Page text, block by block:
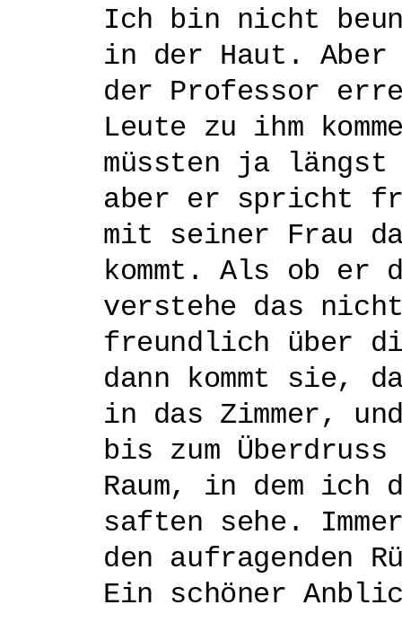
Ich bin nicht
in der Haut.
der Professor
Leute zu ihm
müssten ja
aber er spricht
mit seiner Frau
kommt. Als ob
verstehe das
freundlich über
dann kommt sie,
in das Zimmer,
bis zum
Raum, in dem ich
saften sehe.
den aufragenden
Ein schöner